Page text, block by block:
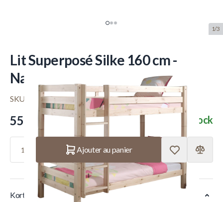
1/3
Lit Superposé Silke 160 cm -
Naturel
SKU: VP.PISB1610 manufacturer:Vipack
559.– € En stock
Ajouter au panier
Korte Beschrijving